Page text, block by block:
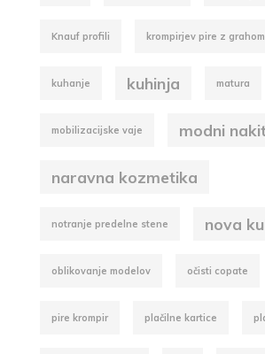
Knauf profili krompirjev pire z
kuhanje kuhinja matura
mobilizacijske vaje modni
naravna kozmetika
notranje predelne stene nova
oblikovanje modelov očisti copate
pire krompir plačilne kartice